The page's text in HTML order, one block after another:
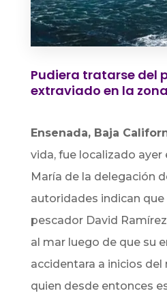
Pudiera tratarse del
extraviado en la zona
Ensenada, Baja
vida, fue localizado ayer
María de la delegación
autoridades indican
pescador David
al mar luego de que su
accidentara a inicios del
quien desde entonces